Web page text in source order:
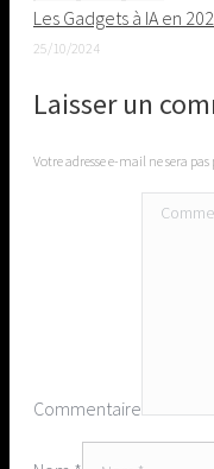
Les Gadgets à IA en
25/10/2024
Laisser un
Votre adresse e-mail ne sera
Commentaire